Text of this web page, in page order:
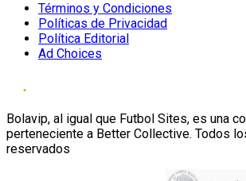
Términos y Condiciones
Políticas de Privacidad
Política Editorial
Ad Choices
Bolavip, al igual que Futbol Sites, es una
perteneciente a Better Collective. Todos
reservados